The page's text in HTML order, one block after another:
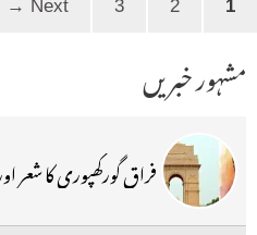
1
2
3
Next
→
مشہور خبریں
فراق گورکھپوری کا شعر